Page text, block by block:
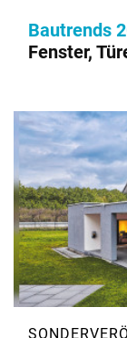
Bautrends
Fenster,